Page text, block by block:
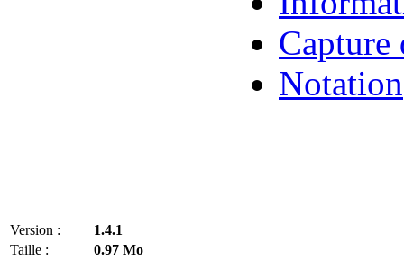
Capture
Notation
Version :
1.4.1
Taille :
0.97 Mo